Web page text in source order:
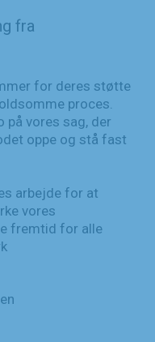
fra
for deres støtte
proces.
på vores sag, der
oppe og stå fast
arbejde for at
vores
fremtid for alle